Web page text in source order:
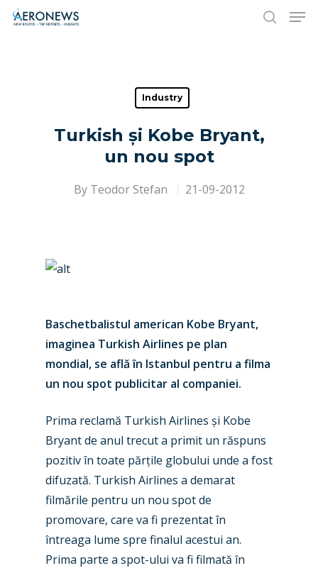
Hit enter to search or ESC to close
Industry
Turkish și Kobe Bryant,
un nou spot
By Teodor Stefan 21-09-2012
Baschetbalistul american Kobe Bryant,
imaginea Turkish Airlines pe plan
mondial, se află în Istanbul pentru a filma
un nou spot publicitar al companiei.
Prima reclamă Turkish Airlines și Kobe
Bryant de anul trecut a primit un răspuns
pozitiv în toate părțile globului unde a fost
difuzată. Turkish Airlines a demarat
filmările pentru un nou spot de
promovare, care va fi prezentat în
întreaga lume spre finalul acestui an.
Prima parte a spot-ului va fi filmată în
New Routes